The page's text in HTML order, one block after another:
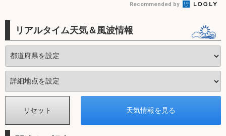
Recommended by
リアルタイム天気＆風波情報